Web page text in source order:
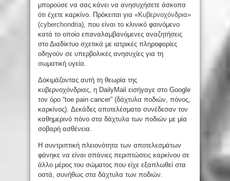
μπορούσε να σας κάνει να ανησυχήσετε άσκοπα
ότι έχετε καρκίνο. Πρόκειται για «Κυβερνοχόνδρια»
(cyberchondria) , που είναι το κλινικό φαινόμενο
κατά το οποίο επαναλαμβανόμενες αναζητήσεις
στο Διαδίκτυο σχετικά με ιατρικές πληροφορίες
οδηγούν σε υπερβολικές ανησυχίες για τη
σωματική υγεία.
Δοκιμάζοντας αυτή τη θεωρία της
κυβερνοχόνδριας, η DailyMail εισήγαγε στο Google
τον όρο “toe pain cancer” (δάχτυλα ποδιών, πόνος,
καρκίνος). Δεκάδες αποτελέσματα συνέδεσαν τον
καθημερινό πόνο στα δάχτυλα των ποδιών με μία
σοβαρή ασθένεια.
Η συντριπτική πλειονότητα των αποτελεσμάτων
φάνηκε να είναι σπάνιες περιπτώσεις καρκίνου σε
άλλο μέρος του σώματος που είχε εξαπλωθεί στα
οστά, συνήθως στα δάχτυλα των ποδιών.